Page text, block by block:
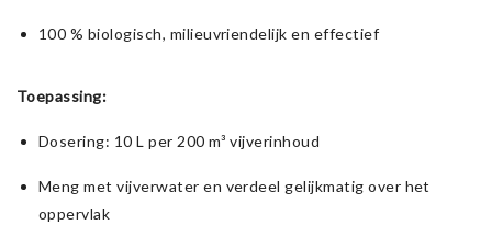
100 % biologisch, milieuvriendelijk en effectief
Toepassing:
Dosering: 10 L per 200 m³ vijverinhoud
Meng met vijverwater en verdeel gelijkmatig over het
oppervlak